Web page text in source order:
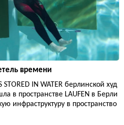
времени
STORED IN WATER берлинской худ
в пространстве LAUFEN в Берли
инфраструктуру в пространство